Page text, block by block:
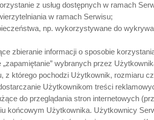
z usług dostępnych w ramach
w ramach Serwisu;
np. wykorzystywane do
zbieranie informacji o sposobie
wybranych przez
z którego pochodzi Użytkownik, rozmiaru
Użytkownikom treści
do przeglądania stron internetowych
końcowym Użytkownika. Użytkownicy